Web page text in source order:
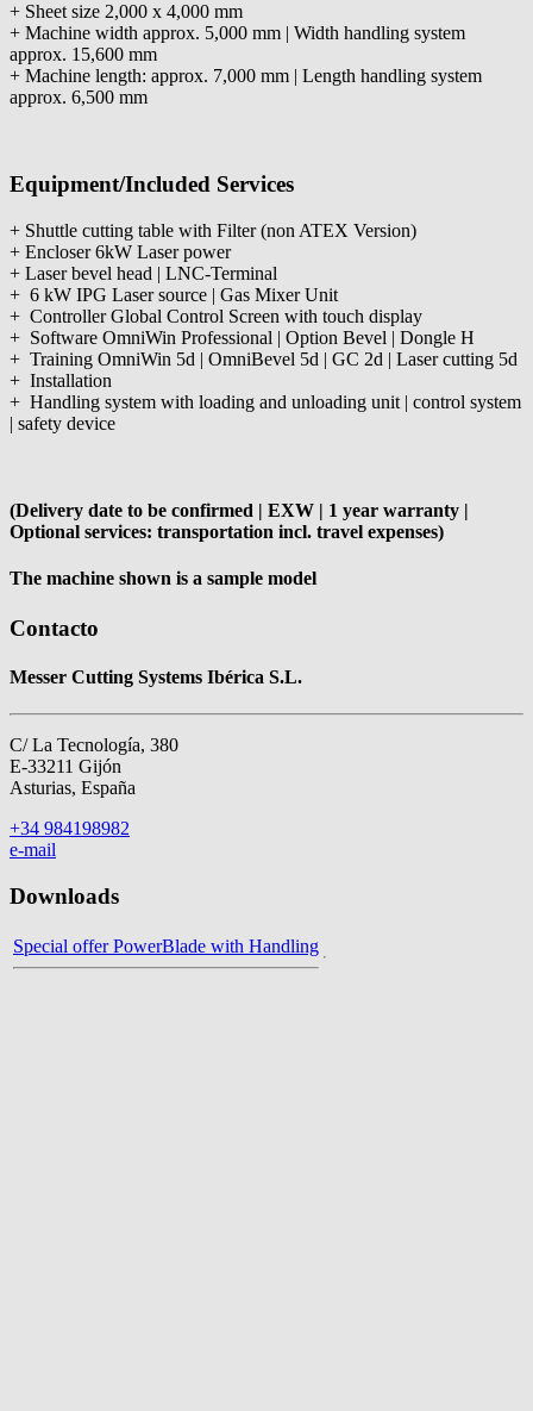
+ Sheet size 2,000 x 4,000 mm
+ Machine width approx. 5,000 mm | Width handling system
approx. 15,600 mm
+ Machine length: approx. 7,000 mm | Length handling system
approx. 6,500 mm
Equipment/Included Services
+ Shuttle cutting table with Filter (non ATEX Version)
+ Encloser 6kW Laser power
+ Laser bevel head | LNC-Terminal
+ 6 kW IPG Laser source | Gas Mixer Unit
+ Controller Global Control Screen with touch display
+ Software OmniWin Professional | Option Bevel | Dongle H
+ Training OmniWin 5d | OmniBevel 5d | GC 2d | Laser cutting 5d
+ Installation
+ Handling system with loading and unloading unit | control system
| safety device
(Delivery date to be confirmed | EXW | 1 year warranty |
Optional services: transportation incl. travel expenses)
The machine shown is a sample model
Contacto
Messer Cutting Systems Ibérica S.L.
C/ La Tecnología, 380
E-33211 Gijón
Asturias, España
+34 984198982
e-mail
Downloads
Special offer PowerBlade with Handling